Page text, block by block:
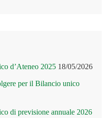
d’Ateneo 2025 18/05/2026
per il Bilancio unico
di previsione annuale 2026